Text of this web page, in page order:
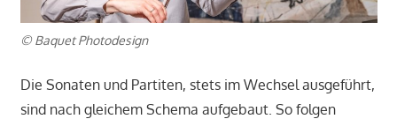
© Baquet Photodesign
Die Sonaten und Partiten, stets im Wechsel ausgeführt,
sind nach gleichem Schema aufgebaut. So folgen